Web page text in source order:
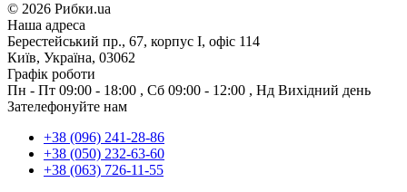
© 2026 Рибки.ua
Наша адреса
Берестейський пр., 67, корпус І, офіс 114
Київ, Україна, 03062
Графік роботи
Пн - Пт 09:00 - 18:00 , Сб 09:00 - 12:00 , Нд Вихідний день
Зателефонуйте нам
+38 (096) 241-28-86
+38 (050) 232-63-60
+38 (063) 726-11-55